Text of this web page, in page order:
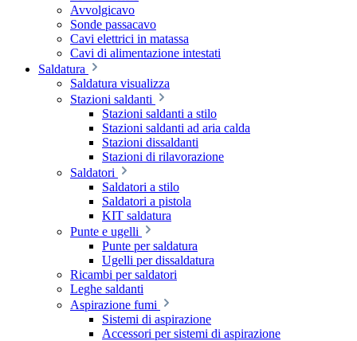
Avvolgicavo
Sonde passacavo
Cavi elettrici in matassa
Cavi di alimentazione intestati
Saldatura
Saldatura visualizza
Stazioni saldanti
Stazioni saldanti a stilo
Stazioni saldanti ad aria calda
Stazioni dissaldanti
Stazioni di rilavorazione
Saldatori
Saldatori a stilo
Saldatori a pistola
KIT saldatura
Punte e ugelli
Punte per saldatura
Ugelli per dissaldatura
Ricambi per saldatori
Leghe saldanti
Aspirazione fumi
Sistemi di aspirazione
Accessori per sistemi di aspirazione